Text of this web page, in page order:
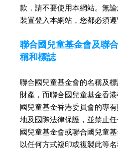
款，請不要使用本網站。無
裝置登入本網站，您都必須遵
聯合國兒童基金會及聯
稱和標誌
聯合國兒童基金會的名稱及
財產，而聯合國兒童基金香
國兒童基金香港委員會的專
地及國際法律保護，並禁止
國兒童基金會或聯合國兒童
以任何方式複印或複製此等名